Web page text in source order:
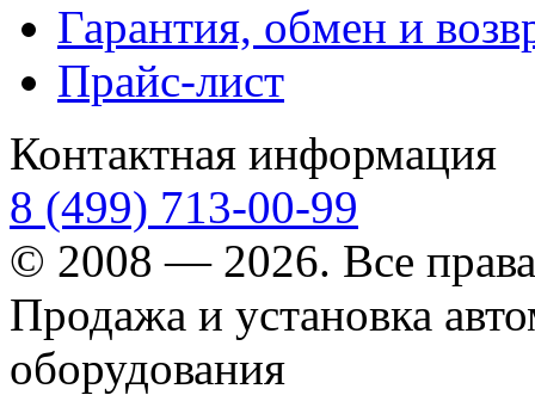
Гарантия, обмен и
Прайс-лист
Контактная информация
8 (499) 713-00-99
© 2008 — 2026. Все
Продажа и установка
оборудования